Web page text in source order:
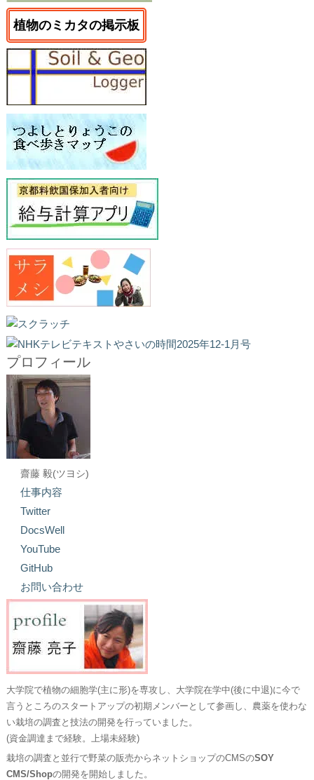
植物のミカタの掲示板
プロフィール
齋藤 毅(ツヨシ)
仕事内容
Twitter
DocsWell
YouTube
GitHub
お問い合わせ
大学院で植物の細胞学(主に形)を専攻し、大学院在学中(後に中退)に今で
言うところのスタートアップの初期メンバーとして参画し、農薬を使わな
い栽培の調査と技法の開発を行っていました。
(資金調達まで経験。上場未経験)
栽培の調査と並行で野菜の販売からネットショップのCMSのSOY
CMS/Shopの開発を開始しました。